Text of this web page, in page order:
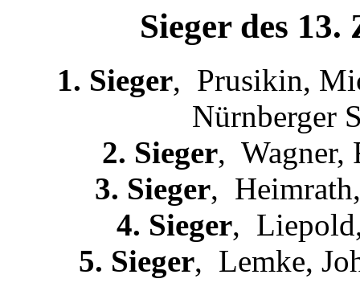
Sieger des
1. Sieger, Prusikin,
Nürnberger
2. Sieger, Wagner,
3. Sieger,
4. Sieger,
5. Sieger, Lemke,